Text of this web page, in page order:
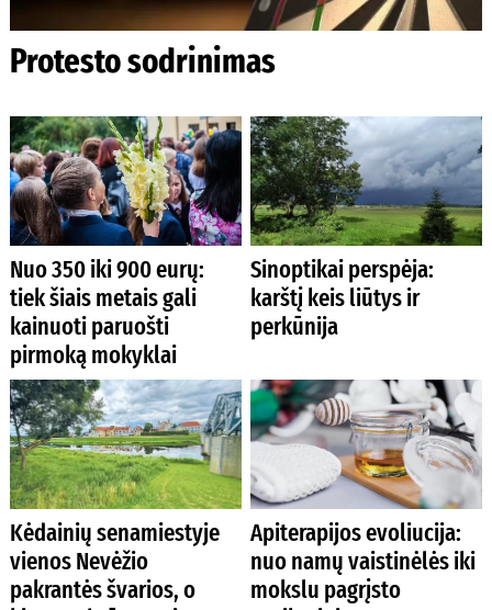
Protesto sodrinimas
Nuo 350 iki 900 eurų:
tiek šiais metais gali
kainuoti paruošti
pirmoką mokyklai
Sinoptikai perspėja:
karštį keis liūtys ir
perkūnija
Kėdainių senamiestyje
vienos Nevėžio
pakrantės švarios, o
Apiterapijos evoliucija:
nuo namų vaistinėlės iki
mokslu pagrįsto